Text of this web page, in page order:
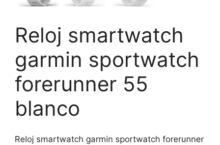
Reloj smartwatch
garmin sportwatch
forerunner 55
blanco
Reloj smartwatch garmin sportwatch forerunner